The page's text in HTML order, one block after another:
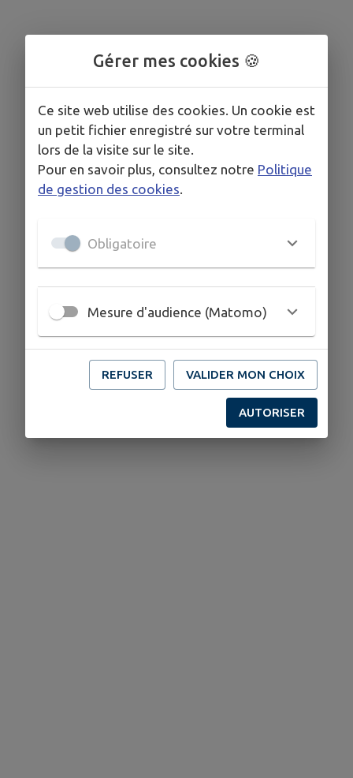
Gérer mes cookies 🍪
Ce site web utilise des cookies. Un cookie est
un petit fichier enregistré sur votre terminal
lors de la visite sur le site.
Pour en savoir plus, consultez notre Politique
de gestion des cookies.
Obligatoire
Mesure d'audience (Matomo)
REFUSER VALIDER MON CHOIX
AUTORISER